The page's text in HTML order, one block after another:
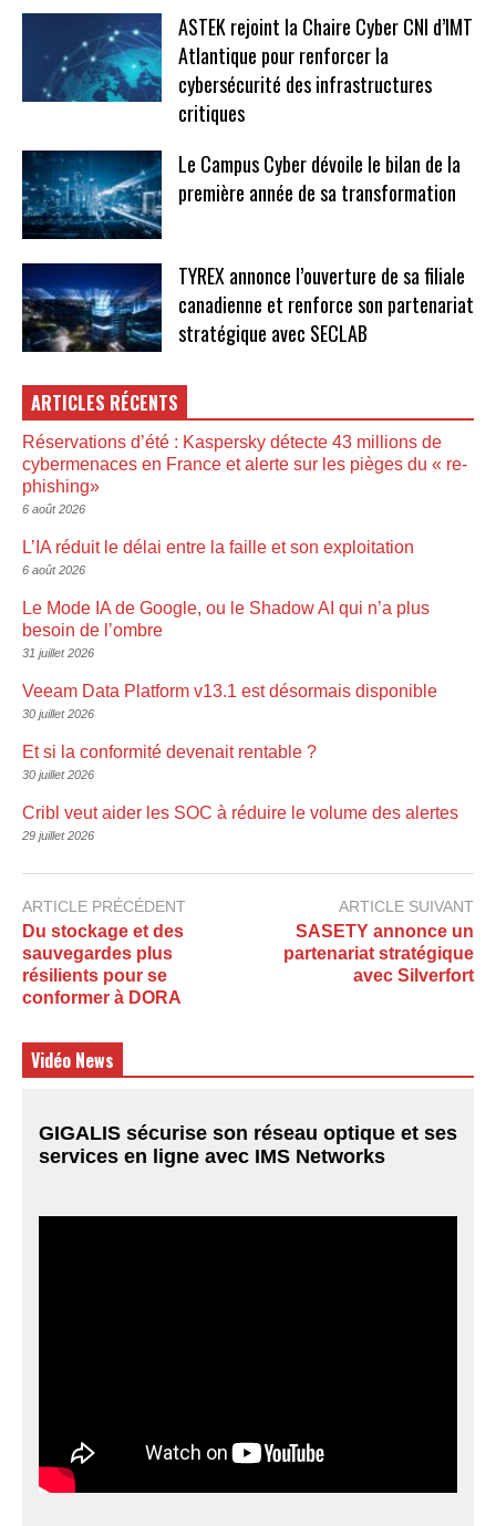
ASTEK rejoint la Chaire Cyber CNI d’IMT
Atlantique pour renforcer la
cybersécurité des infrastructures
critiques
Le Campus Cyber dévoile le bilan de la
première année de sa transformation
TYREX annonce l’ouverture de sa filiale
canadienne et renforce son partenariat
stratégique avec SECLAB
ARTICLES RÉCENTS
Réservations d’été : Kaspersky détecte 43 millions de
cybermenaces en France et alerte sur les pièges du « re-
phishing»
6 août 2026
L’IA réduit le délai entre la faille et son exploitation
6 août 2026
Le Mode IA de Google, ou le Shadow AI qui n’a plus
besoin de l’ombre
31 juillet 2026
Veeam Data Platform v13.1 est désormais disponible
30 juillet 2026
Et si la conformité devenait rentable ?
30 juillet 2026
Cribl veut aider les SOC à réduire le volume des alertes
29 juillet 2026
ARTICLE PRÉCÉDENT
Du stockage et des
sauvegardes plus
résilients pour se
conformer à DORA
ARTICLE SUIVANT
SASETY annonce un
partenariat stratégique
avec Silverfort
Vidéo News
GIGALIS sécurise son réseau optique et ses
services en ligne avec IMS Networks